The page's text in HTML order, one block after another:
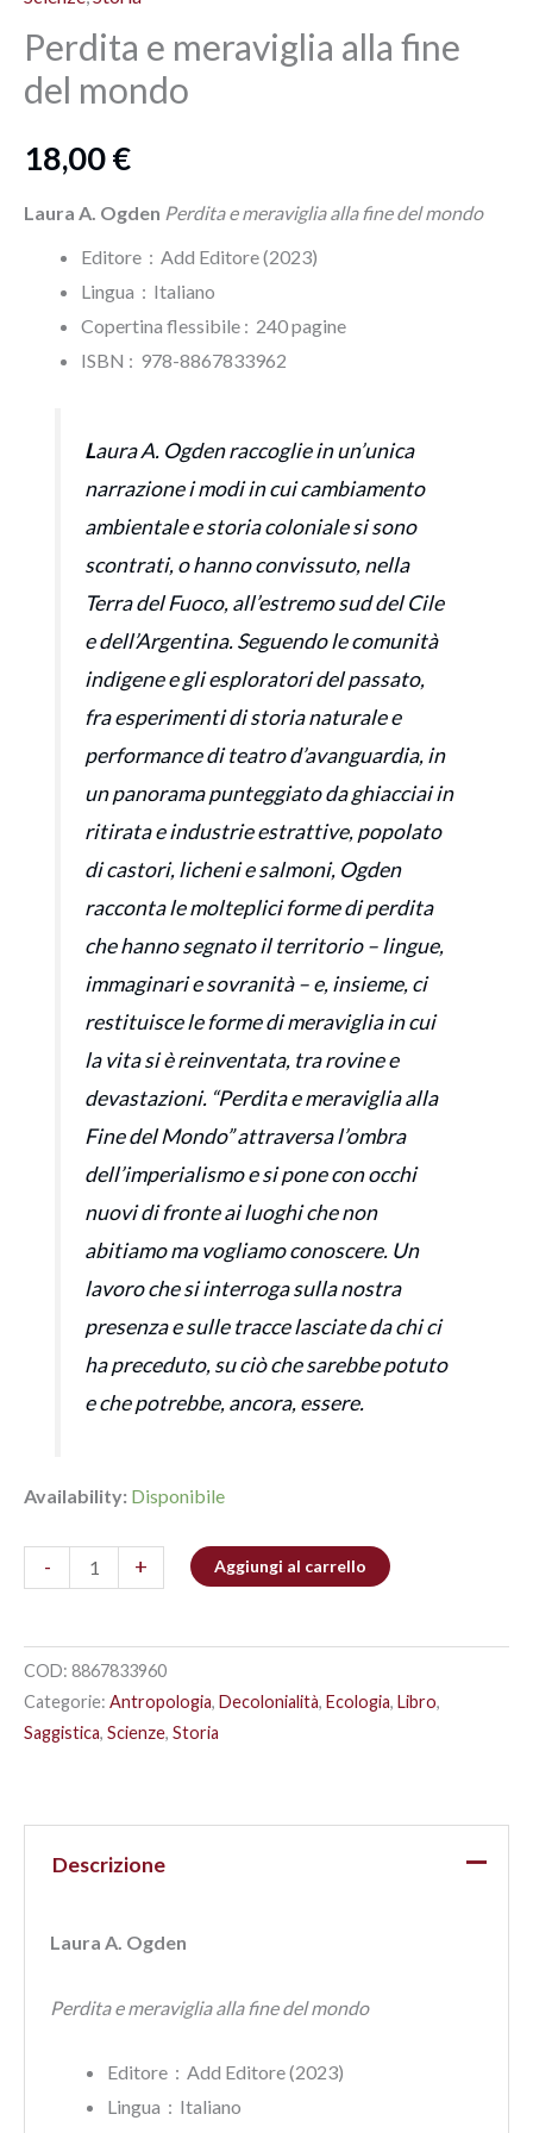
Perdita e meraviglia alla fine
del mondo
18,00€
Laura A. Ogden Perdita e meraviglia alla fine del mondo
Editore ‏ : ‎ Add Editore (2023)
Lingua ‏ : ‎ Italiano
Copertina flessibile : ‎ 240 pagine
ISBN‏ : ‎ 978-8867833962
Laura A. Ogden raccoglie in un’unica
narrazione i modi in cui cambiamento
ambientale e storia coloniale si sono
scontrati, o hanno convissuto, nella
Terra del Fuoco, all’estremo sud del Cile
e dell’Argentina. Seguendo le comunità
indigene e gli esploratori del passato,
fra esperimenti di storia naturale e
performance di teatro d’avanguardia, in
un panorama punteggiato da ghiacciai in
ritirata e industrie estrattive, popolato
di castori, licheni e salmoni, Ogden
racconta le molteplici forme di perdita
che hanno segnato il territorio – lingue,
immaginari e sovranità – e, insieme, ci
restituisce le forme di meraviglia in cui
la vita si è reinventata, tra rovine e
devastazioni. “Perdita e meraviglia alla
Fine del Mondo” attraversa l’ombra
dell’imperialismo e si pone con occhi
nuovi di fronte ai luoghi che non
abitiamo ma vogliamo conoscere. Un
lavoro che si interroga sulla nostra
presenza e sulle tracce lasciate da chi ci
ha preceduto, su ciò che sarebbe potuto
e che potrebbe, ancora, essere.
Availability: Disponibile
- + Aggiungi al carrello
COD: 8867833960
Categorie: Antropologia, Decolonialità, Ecologia, Libro,
Saggistica, Scienze, Storia
Descrizione
Laura A. Ogden
Perdita e meraviglia alla fine del mondo
Editore ‏ : ‎ Add Editore (2023)
Lingua ‏ : ‎ Italiano